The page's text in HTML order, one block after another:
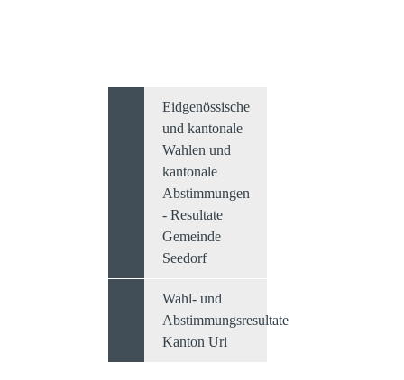
Eidgenössische
und kantonale
Wahlen und
kantonale
Abstimmungen
- Resultate
Gemeinde
Seedorf
Wahl- und
Abstimmungsresultate
Kanton Uri